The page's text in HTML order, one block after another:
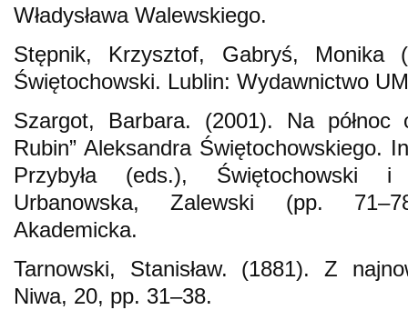
Władysława Walewskiego.
Stępnik, Krzysztof, Gabryś, Monika
Świętochowski. Lublin: Wydawnictwo
Szargot, Barbara. (2001). Na północ
Rubin” Aleksandra Świętochowskiego.
Przybyła (eds.), Świętochowski i
Urbanowska, Zalewski (pp.
Akademicka.
Tarnowski, Stanisław. (1881). Z
Niwa, 20, pp. 31–38.